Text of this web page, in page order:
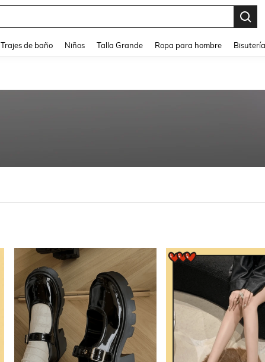
Trajes de baño Niños Talla Grande Ropa para hombre